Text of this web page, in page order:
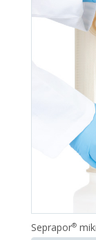
Seprapor®